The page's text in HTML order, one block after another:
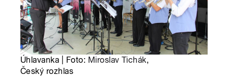
Úhlavanka | Foto: Miroslav Tichák,
Český rozhlas